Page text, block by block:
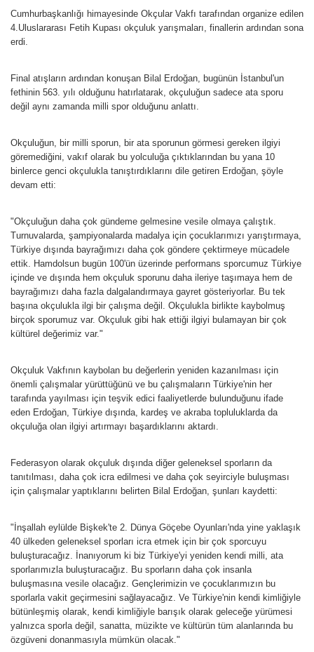
Cumhurbaşkanlığı himayesinde Okçular Vakfı tarafından organize edilen
4.Uluslararası Fetih Kupası okçuluk yarışmaları, finallerin ardından sona
erdi.
Final atışların ardından konuşan Bilal Erdoğan, bugünün İstanbul'un
fethinin 563. yılı olduğunu hatırlatarak, okçuluğun sadece ata sporu
değil aynı zamanda milli spor olduğunu anlattı.
Okçuluğun, bir milli sporun, bir ata sporunun görmesi gereken ilgiyi
göremediğini, vakıf olarak bu yolculuğa çıktıklarından bu yana 10
binlerce genci okçulukla tanıştırdıklarını dile getiren Erdoğan, şöyle
devam etti:
"Okçuluğun daha çok gündeme gelmesine vesile olmaya çalıştık.
Turnuvalarda, şampiyonalarda madalya için çocuklarımızı yarıştırmaya,
Türkiye dışında bayrağımızı daha çok göndere çektirmeye mücadele
ettik. Hamdolsun bugün 100'ün üzerinde performans sporcumuz Türkiye
içinde ve dışında hem okçuluk sporunu daha ileriye taşımaya hem de
bayrağımızı daha fazla dalgalandırmaya gayret gösteriyorlar. Bu tek
başına okçulukla ilgi bir çalışma değil. Okçulukla birlikte kaybolmuş
birçok sporumuz var. Okçuluk gibi hak ettiği ilgiyi bulamayan bir çok
kültürel değerimiz var."
Okçuluk Vakfının kaybolan bu değerlerin yeniden kazanılması için
önemli çalışmalar yürüttüğünü ve bu çalışmaların Türkiye'nin her
tarafında yayılması için teşvik edici faaliyetlerde bulunduğunu ifade
eden Erdoğan, Türkiye dışında, kardeş ve akraba topluluklarda da
okçuluğa olan ilgiyi artırmayı başardıklarını aktardı.
Federasyon olarak okçuluk dışında diğer geleneksel sporların da
tanıtılması, daha çok icra edilmesi ve daha çok seyirciyle buluşması
için çalışmalar yaptıklarını belirten Bilal Erdoğan, şunları kaydetti:
"İnşallah eylülde Bişkek'te 2. Dünya Göçebe Oyunları'nda yine yaklaşık
40 ülkeden geleneksel sporları icra etmek için bir çok sporcuyu
buluşturacağız. İnanıyorum ki biz Türkiye'yi yeniden kendi milli, ata
sporlarımızla buluşturacağız. Bu sporların daha çok insanla
buluşmasına vesile olacağız. Gençlerimizin ve çocuklarımızın bu
sporlarla vakit geçirmesini sağlayacağız. Ve Türkiye'nin kendi kimliğiyle
bütünleşmiş olarak, kendi kimliğiyle barışık olarak geleceğe yürümesi
yalnızca sporla değil, sanatta, müzikte ve kültürün tüm alanlarında bu
özgüveni donanmasıyla mümkün olacak."